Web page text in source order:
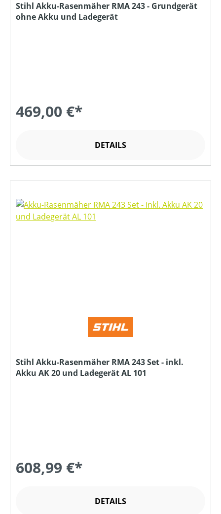
Stihl Akku-Rasenmäher RMA 243 - Grundgerät
ohne Akku und Ladegerät
469,00 €*
DETAILS
Stihl Akku-Rasenmäher RMA 243 Set - inkl.
Akku AK 20 und Ladegerät AL 101
608,99 €*
DETAILS